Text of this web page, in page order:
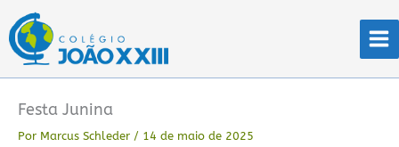
para
conteúdo
Festa Junina
Por Marcus Schleder / 14 de maio de 2025